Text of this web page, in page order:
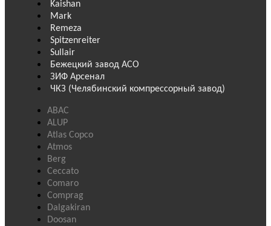
Kaishan
Mark
Remeza
Spitzenreiter
Sullair
Бежецкий завод АСО
ЗИФ Арсенал
ЧКЗ (Челябинский компрессорный завод)
ABAC
ALUP
Atlas Copco
Atmos
Berg
Ceccato
Comaro
Comprag
Dalgakiran
Doosan